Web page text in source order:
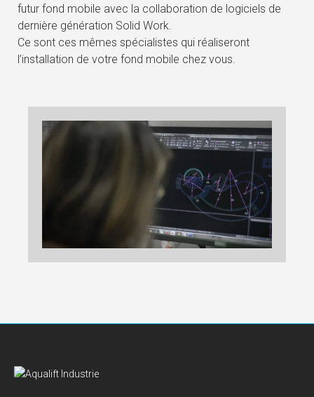
futur fond mobile avec la collaboration de logiciels de
dernière génération Solid Work.
Ce sont ces mêmes spécialistes qui réaliseront
l’installation de votre fond mobile chez vous.